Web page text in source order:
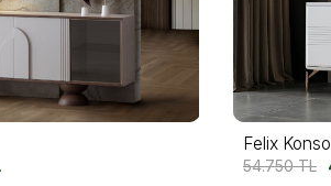
Kavala
67.500TL